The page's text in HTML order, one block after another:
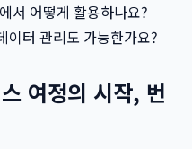
서 어떻게 활용하나요?
이터 관리도 가능한가요?
여정의 시작, 번